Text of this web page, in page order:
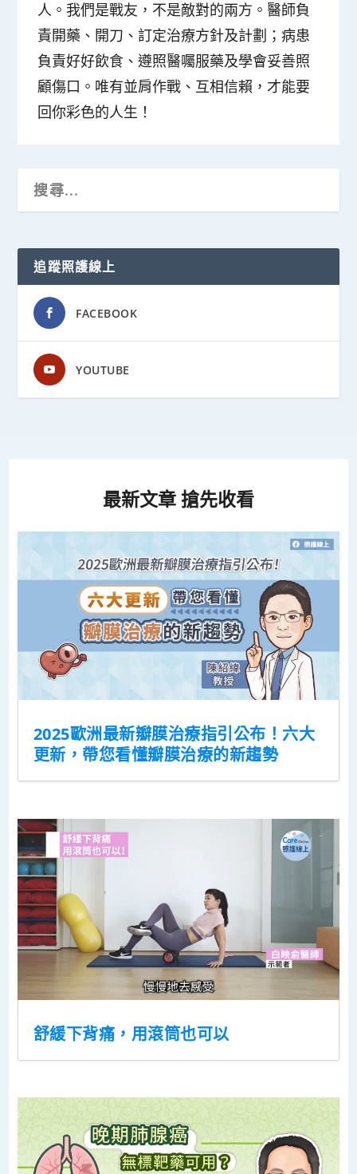
人。我們是戰友，不是敵對的兩方。醫師負
責開藥、開刀、訂定治療方針及計劃；病患
負責好好飲食、遵照醫囑服藥及學會妥善照
顧傷口。唯有並肩作戰、互相信賴，才能要
回你彩色的人生！
追蹤照護線上
FACEBOOK
YOUTUBE
最新文章 搶先收看
2025歐洲最新瓣膜治療指引公布！六大
更新，帶您看懂瓣膜治療的新趨勢
舒緩下背痛，用滾筒也可以